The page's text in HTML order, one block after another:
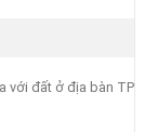
với đất ở địa bàn TP